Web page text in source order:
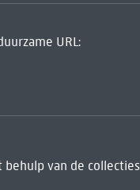
URL:
van de